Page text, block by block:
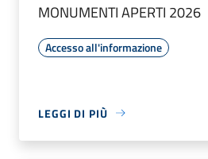
MONUMENTI APERTI 2026
Accesso all'informazione
LEGGI DI PIÙ